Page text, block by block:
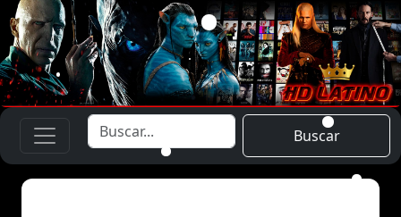
Buscar